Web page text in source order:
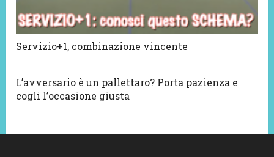
Servizio+1, combinazione vincente
L’avversario è un pallettaro? Porta pazienza e
cogli l’occasione giusta